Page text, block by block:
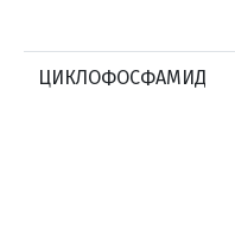
ЦИКЛОФОСФАМИД